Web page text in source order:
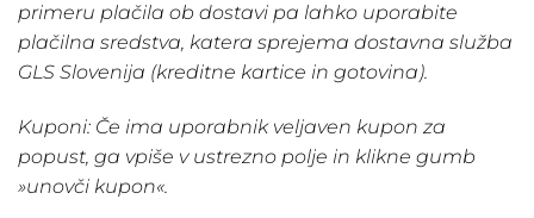
primeru plačila ob dostavi pa lahko uporabite
plačilna sredstva, katera sprejema dostavna služba
GLS Slovenija (kreditne kartice in gotovina).
Kuponi: Če ima uporabnik veljaven kupon za
popust, ga vpiše v ustrezno polje in klikne gumb
»unovči kupon«.